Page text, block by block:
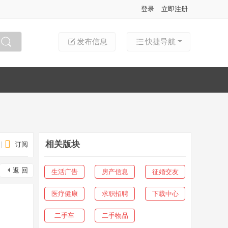
登录 立即注册
快捷导航
发布信息
订阅
返 回
相关版块
生活广告 房产信息 征婚交友
医疗健康 求职招聘 下载中心
二手车 二手物品